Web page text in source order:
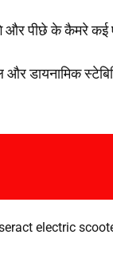
के कैमरे कई
डायनामिक
electric